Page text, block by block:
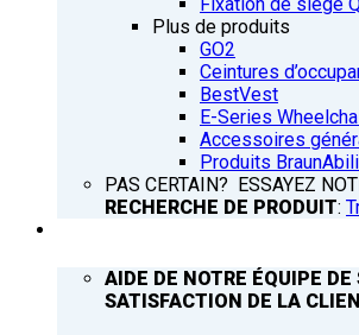
Fixation de siège
Plus de produits
GO2
Ceintures
BestVest
E-Series
Accessoires
Produits
PAS CERTAIN? ESSAYEZ
RECHERCHE DE PRODUIT:
AIDE DE NOTRE ÉQUIPE
SATISFACTION DE LA